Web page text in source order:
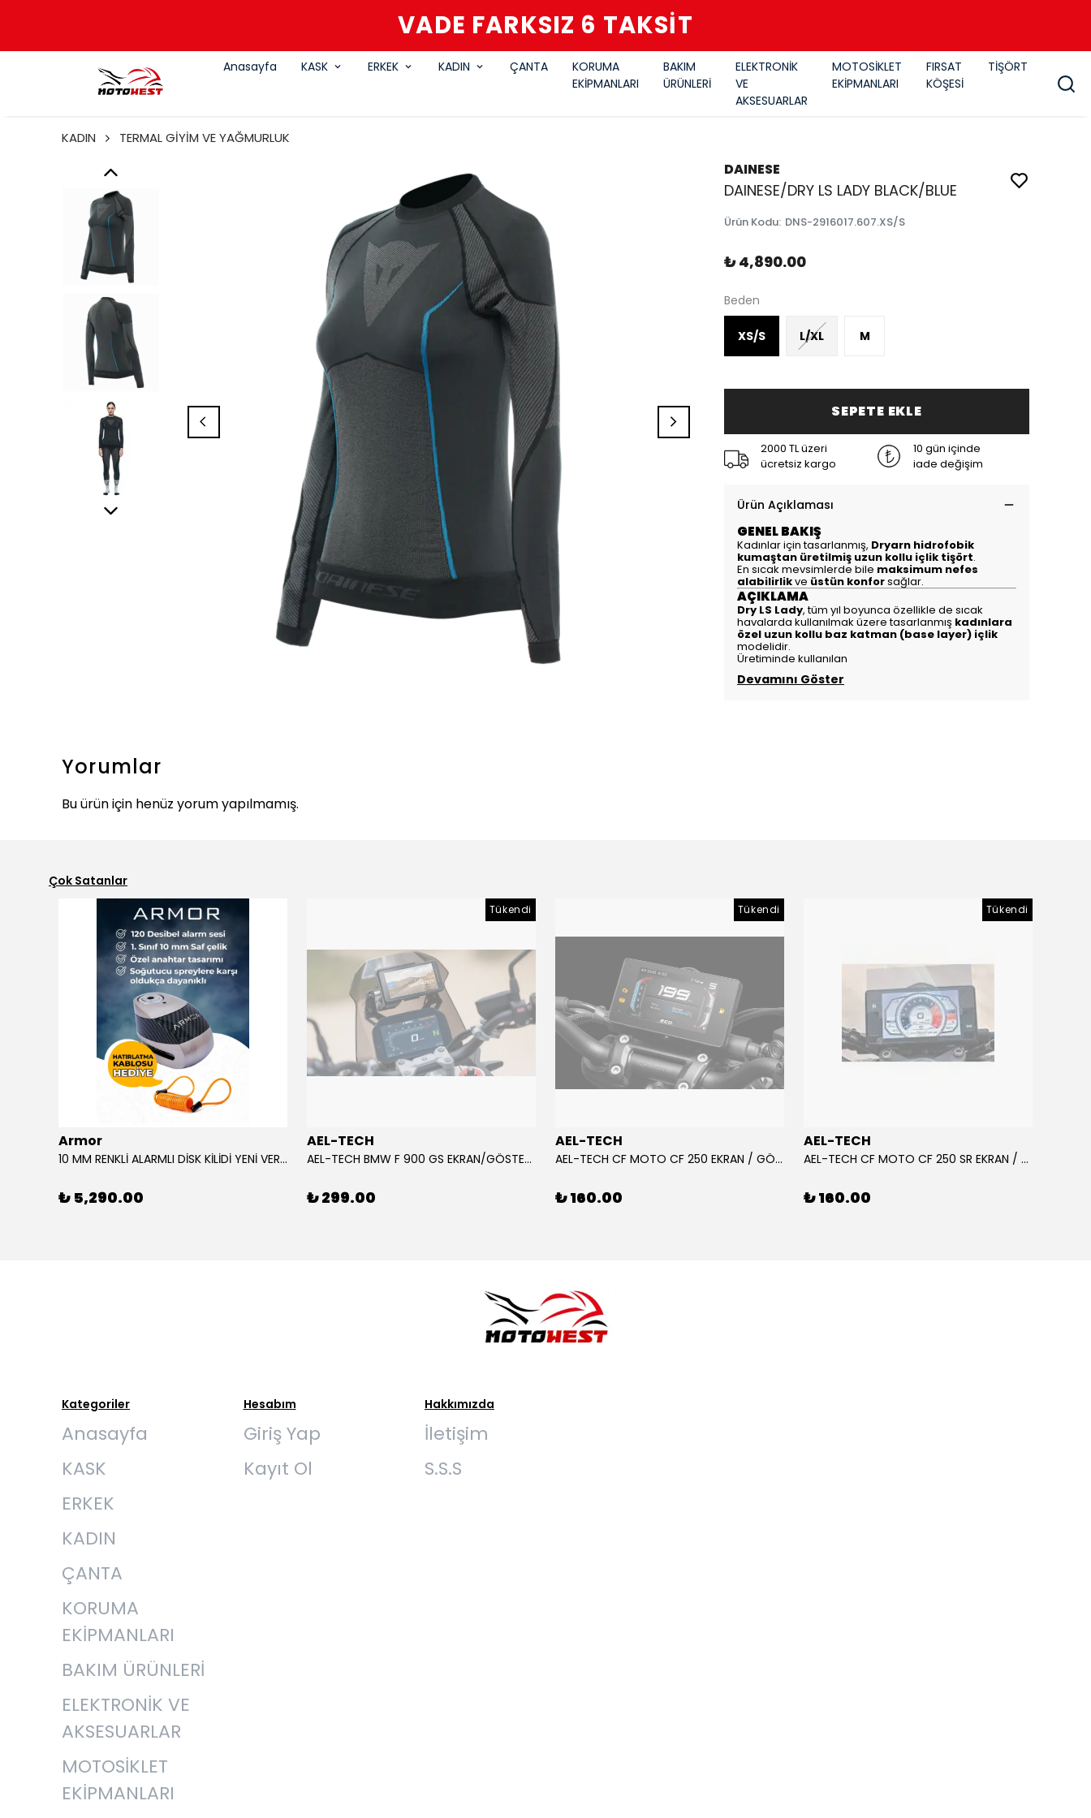
VADE FARKSIZ 6 TAKSİT
Anasayfa KASK ERKEK KADIN ÇANTA
KORUMA
EKİPMANLARI
BAKIM
ÜRÜNLERİ
ELEKTRONİK
VE
AKSESUARLAR
MOTOSİKLET
EKİPMANLARI
FIRSAT
KÖŞESİ
TİŞÖRT
KADIN TERMAL GİYİM VE YAĞMURLUK
DAINESE
DAINESE/DRY LS LADY BLACK/BLUE
Ürün Kodu: DNS-2916017.607.XS/S
₺ 4,890.00
Beden
XS/S L/XL M
SEPETE EKLE
2000 TL üzeri
ücretsiz kargo
10 gün içinde
iade değişim
Ürün Açıklaması
GENEL BAKIŞ
Kadınlar için tasarlanmış, Dryarn hidrofobik
kumaştan üretilmiş uzun kollu içlik tişört.
En sıcak mevsimlerde bile maksimum nefes
alabilirlikve üstün konforsağlar.
AÇIKLAMA
Dry LS Lady, tüm yıl boyunca özellikle de sıcak
havalarda kullanılmak üzere tasarlanmış kadınlara
özel uzun kollu baz katman (base layer) içlik
modelidir.
Üretiminde kullanılan
Devamını Göster
Yorumlar
Bu ürün için henüz yorum yapılmamış.
Çok Satanlar
Armor
10 MM RENKLİ ALARMLI DİSK KİLİDİ YENİ VERSİYON
₺ 5,290.00
Tükendi
AEL-TECH
AEL-TECH BMW F 900 GS EKRAN/GÖSTERGE KORUYUCU 2024-2025
₺ 299.00
Tükendi
AEL-TECH
AEL-TECH CF MOTO CF 250 EKRAN / GÖSTERGE KORUYUCU 2020-2022
₺ 160.00
Tükendi
AEL-TECH
AEL-TECH CF MOTO CF 250 SR EKRAN / GÖSTERGE KORUYUCU 2023-2025
₺ 160.00
Kategoriler
Anasayfa
KASK
ERKEK
KADIN
ÇANTA
KORUMA
EKİPMANLARI
BAKIM ÜRÜNLERİ
ELEKTRONİK VE
AKSESUARLAR
MOTOSİKLET
EKİPMANLARI
Hesabım
Giriş Yap
Kayıt Ol
Hakkımızda
İletişim
S.S.S